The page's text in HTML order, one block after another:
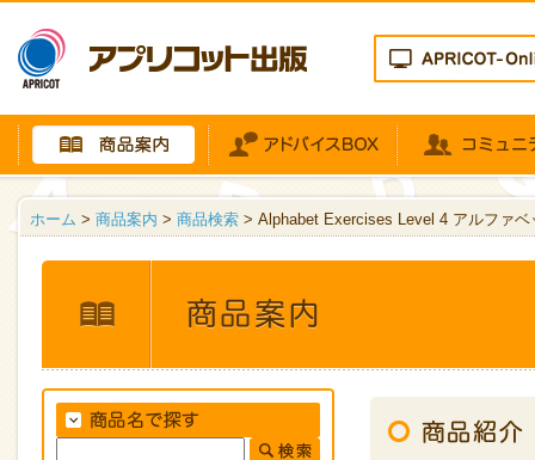
ホーム > 商品案内 > 商品検索 > Alphabet Exercises Level 4 アルファ